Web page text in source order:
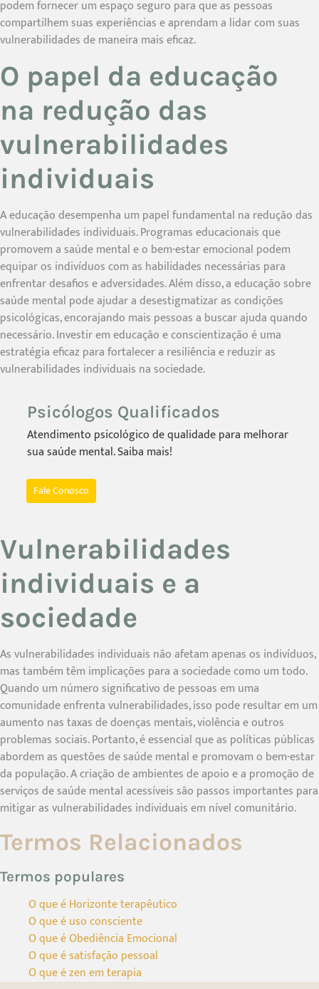
podem fornecer um espaço seguro para que as pessoas
compartilhem suas experiências e aprendam a lidar com suas
vulnerabilidades de maneira mais eficaz.
O papel da educação
na redução das
vulnerabilidades
individuais
A educação desempenha um papel fundamental na redução das
vulnerabilidades individuais. Programas educacionais que
promovem a saúde mental e o bem-estar emocional podem
equipar os indivíduos com as habilidades necessárias para
enfrentar desafios e adversidades. Além disso, a educação sobre
saúde mental pode ajudar a desestigmatizar as condições
psicológicas, encorajando mais pessoas a buscar ajuda quando
necessário. Investir em educação e conscientização é uma
estratégia eficaz para fortalecer a resiliência e reduzir as
vulnerabilidades individuais na sociedade.
Psicólogos Qualificados
Atendimento psicológico de qualidade para melhorar
sua saúde mental. Saiba mais!
Fale Conosco
Vulnerabilidades
individuais e a
sociedade
As vulnerabilidades individuais não afetam apenas os indivíduos,
mas também têm implicações para a sociedade como um todo.
Quando um número significativo de pessoas em uma
comunidade enfrenta vulnerabilidades, isso pode resultar em um
aumento nas taxas de doenças mentais, violência e outros
problemas sociais. Portanto, é essencial que as políticas públicas
abordem as questões de saúde mental e promovam o bem-estar
da população. A criação de ambientes de apoio e a promoção de
serviços de saúde mental acessíveis são passos importantes para
mitigar as vulnerabilidades individuais em nível comunitário.
Termos Relacionados
Termos populares
O que é Horizonte terapêutico
O que é uso consciente
O que é Obediência Emocional
O que é satisfação pessoal
O que é zen em terapia